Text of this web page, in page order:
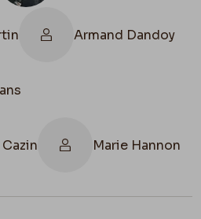
Armand Dandoy
Marie Hannon